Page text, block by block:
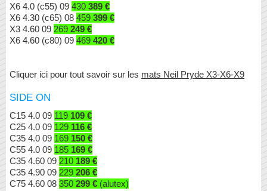
X6 4.0 (c55) 09 430 389 €
X6 4.30 (c65) 08 459 399 €
X3 4.60 09 269 249 €
X6 4.60 (c80) 09 469 420 €
Cliquer ici pour tout savoir sur les mats Neil Pryde X3-X6-X9
SIDE ON
C15 4.0 09 119 109 €
C25 4.0 09 129 116 €
C35 4.0 09 169 150 €
C55 4.0 09 185 169 €
C35 4.60 09 210 189 €
C35 4.90 09 229 206 €
C75 4.60 08 350 299 € (alutex)